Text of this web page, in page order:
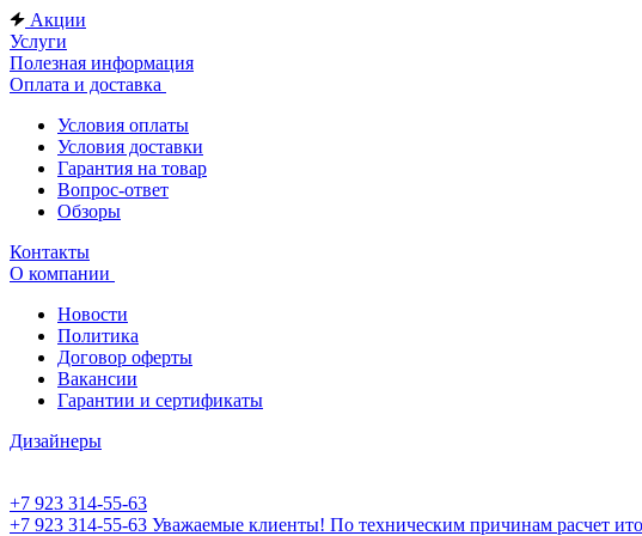
Акции
Услуги
Полезная информация
Оплата и доставка
Условия оплаты
Условия доставки
Гарантия на товар
Вопрос-ответ
Обзоры
Контакты
О компании
Новости
Политика
Договор оферты
Вакансии
Гарантии и сертификаты
Дизайнеры
+7 923 314-55-63
+7 923 314-55-63 Уважаемые клиенты! По техническим причинам расчет